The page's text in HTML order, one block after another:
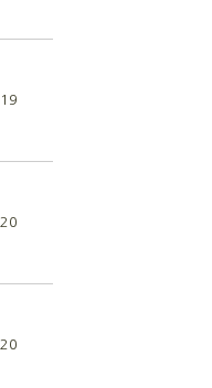
19
20
20